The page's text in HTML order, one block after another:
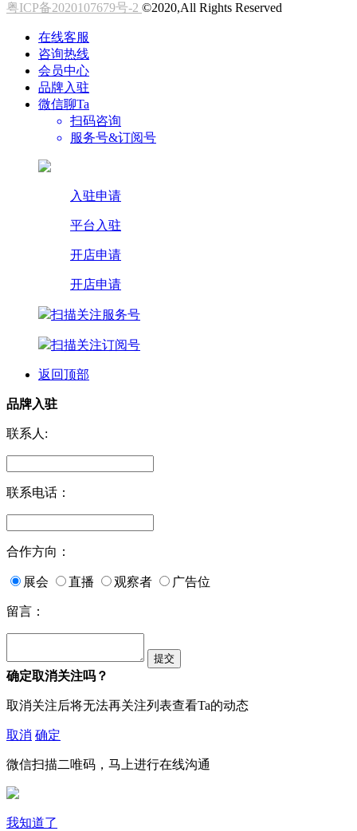
粤ICP备2020107679号-2 ©2020,All Rights Reserved
在线客服
咨询热线
会员中心
品牌入驻
微信聊Ta
扫码咨询
服务号&订阅号
入驻申请
平台入驻
开店申请
开店申请
扫描关注服务号
扫描关注订阅号
返回顶部
品牌入驻
联系人:
联系电话：
合作方向：
展会 直播 观察者 广告位
留言：
确定取消关注吗？
取消关注后将无法再关注列表查看Ta的动态
取消 确定
微信扫描二唯码，马上进行在线沟通
我知道了